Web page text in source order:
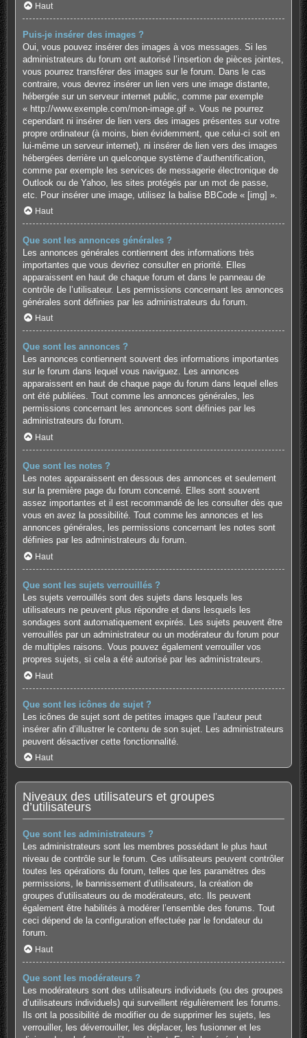
Haut
Puis-je insérer des images ?
Oui, vous pouvez insérer des images à vos messages. Si les
administrateurs du forum ont autorisé l’insertion de pièces jointes,
vous pourrez transférer des images sur le forum. Dans le cas
contraire, vous devrez insérer un lien vers une image distante,
hébergée sur un serveur internet public, comme par exemple
« http://www.exemple.com/mon-image.gif ». Vous ne pourrez
cependant ni insérer de lien vers des images présentes sur votre
propre ordinateur (à moins, bien évidemment, que celui-ci soit en
lui-même un serveur internet), ni insérer de lien vers des images
hébergées derrière un quelconque système d’authentification,
comme par exemple les services de messagerie électronique de
Outlook ou de Yahoo, les sites protégés par un mot de passe,
etc. Pour insérer une image, utilisez la balise BBCode « [img] ».
Haut
Que sont les annonces générales ?
Les annonces générales contiennent des informations très
importantes que vous devriez consulter en priorité. Elles
apparaissent en haut de chaque forum et dans le panneau de
contrôle de l’utilisateur. Les permissions concernant les annonces
générales sont définies par les administrateurs du forum.
Haut
Que sont les annonces ?
Les annonces contiennent souvent des informations importantes
sur le forum dans lequel vous naviguez. Les annonces
apparaissent en haut de chaque page du forum dans lequel elles
ont été publiées. Tout comme les annonces générales, les
permissions concernant les annonces sont définies par les
administrateurs du forum.
Haut
Que sont les notes ?
Les notes apparaissent en dessous des annonces et seulement
sur la première page du forum concerné. Elles sont souvent
assez importantes et il est recommandé de les consulter dès que
vous en avez la possibilité. Tout comme les annonces et les
annonces générales, les permissions concernant les notes sont
définies par les administrateurs du forum.
Haut
Que sont les sujets verrouillés ?
Les sujets verrouillés sont des sujets dans lesquels les
utilisateurs ne peuvent plus répondre et dans lesquels les
sondages sont automatiquement expirés. Les sujets peuvent être
verrouillés par un administrateur ou un modérateur du forum pour
de multiples raisons. Vous pouvez également verrouiller vos
propres sujets, si cela a été autorisé par les administrateurs.
Haut
Que sont les icônes de sujet ?
Les icônes de sujet sont de petites images que l’auteur peut
insérer afin d’illustrer le contenu de son sujet. Les administrateurs
peuvent désactiver cette fonctionnalité.
Haut
Niveaux des utilisateurs et groupes
d’utilisateurs
Que sont les administrateurs ?
Les administrateurs sont les membres possédant le plus haut
niveau de contrôle sur le forum. Ces utilisateurs peuvent contrôler
toutes les opérations du forum, telles que les paramètres des
permissions, le bannissement d’utilisateurs, la création de
groupes d’utilisateurs ou de modérateurs, etc. Ils peuvent
également être habilités à modérer l’ensemble des forums. Tout
ceci dépend de la configuration effectuée par le fondateur du
forum.
Haut
Que sont les modérateurs ?
Les modérateurs sont des utilisateurs individuels (ou des groupes
d’utilisateurs individuels) qui surveillent régulièrement les forums.
Ils ont la possibilité de modifier ou de supprimer les sujets, les
verrouiller, les déverrouiller, les déplacer, les fusionner et les